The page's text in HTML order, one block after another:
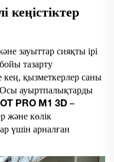
кеңістіктер
зауыттар сияқты ірі
тазарту
кең, қызметкерлер саны
ауыртпалықтарды
PRO M1 3D –
және көлік
үшін арналған